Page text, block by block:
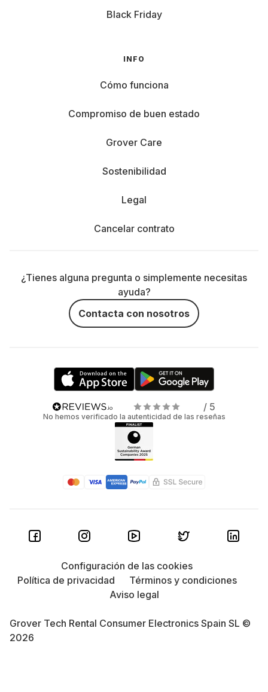
Black Friday
INFO
Cómo funciona
Compromiso de buen estado
Grover Care
Sostenibilidad
Legal
Cancelar contrato
¿Tienes alguna pregunta o simplemente necesitas
ayuda?
Contacta con nosotros
/ 5
No hemos verificado la autenticidad de las reseñas
Grover Tech Rental Consumer Electronics Spain SL ©
2026
Configuración de las cookies
Política de privacidad
Términos y condiciones
Aviso legal